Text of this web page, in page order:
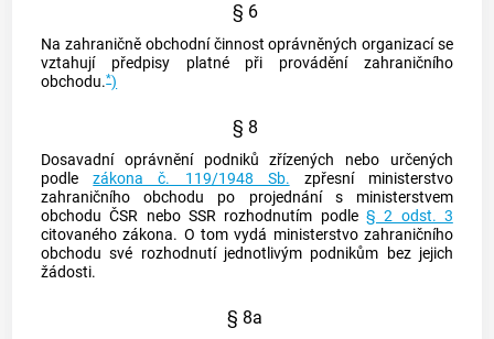
§ 6
Na zahraničně obchodní činnost oprávněných organizací se
vztahují předpisy platné při provádění zahraničního
obchodu.*)
§ 8
Dosavadní oprávnění podniků zřízených nebo určených
podlezákona č. 119/1948 Sb. zpřesní ministerstvo
zahraničního obchodu po projednání s ministerstvem
obchodu ČSR nebo SSR rozhodnutím podle § 2 odst. 3
citovaného zákona. O tom vydá ministerstvo zahraničního
obchodu své rozhodnutí jednotlivým podnikům bez jejich
žádosti.
§ 8a